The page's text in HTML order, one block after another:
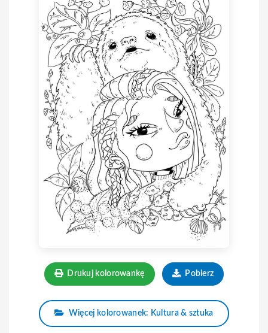
Drukuj kolorowankę Pobierz
Więcej kolorowanek: Kultura & sztuka